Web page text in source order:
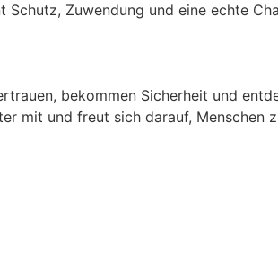
Zuwendung und eine echte
bekommen Sicherheit und
mit und freut sich darauf, Menschen